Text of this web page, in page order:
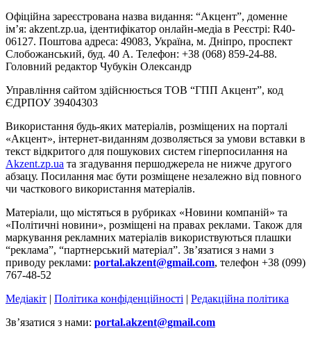
Офіційна зареєстрована назва видання: “Акцент”, доменне
ім’я: akzent.zp.ua, ідентифікатор онлайн-медіа в Реєстрі: R40-
06127. Поштова адреса: 49083, Україна, м. Дніпро, проспект
Слобожанський, буд. 40 А. Телефон: +38 (068) 859-24-88.
Головний редактор Чубукін Олександр
Управління сайтом здійснюється ТОВ “ГПП Акцент”, код
ЄДРПОУ 39404303
Використання будь-яких матеріалів, розміщених на порталі
«Акцент», інтернет-виданням дозволяється за умови вставки в
текст відкритого для пошукових систем гіперпосилання на
Akzent.zp.ua та згадування першоджерела не нижче другого
абзацу. Посилання має бути розміщене незалежно від повного
чи часткового використання матеріалів.
Матеріали, що містяться в рубриках «Новини компаній» та
«Політичні новини», розміщені на правах реклами. Також для
маркування рекламних матеріалів використвуються плашки
“реклама”, “партнерський матеріал”. Зв’язатися з нами з
приводу реклами: portal.akzent@gmail.com, телефон +38 (099)
767-48-52
Медіакіт | Політика конфіденційності | Редакційна політика
Зв’язатися з нами: portal.akzent@gmail.com